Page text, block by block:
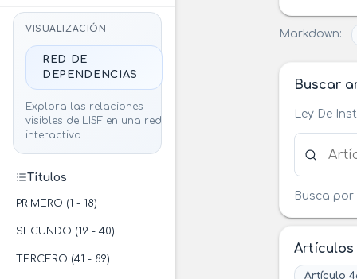
VISUALIZACIÓN
RED DE
DEPENDENCIAS
Explora las relaciones
visibles de LISF en una red
interactiva.
Títulos
PRIMERO (1 - 18)
SEGUNDO (19 - 40)
TERCERO (41 - 89)
Markdown:
Buscar
Ley De
Busca
Artículos
Artículo